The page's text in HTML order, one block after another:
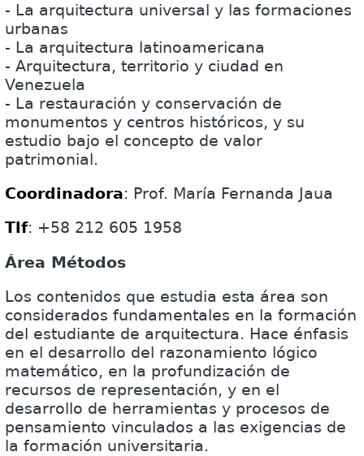
- La arquitectura universal y las formaciones
urbanas
- La arquitectura latinoamericana
- Arquitectura, territorio y ciudad en
Venezuela
- La restauración y conservación de
monumentos y centros históricos, y su
estudio bajo el concepto de valor
patrimonial.
Coordinadora: Prof. María Fernanda Jaua
Tlf: +58 212 605 1958
Área Métodos
Los contenidos que estudia esta área son
considerados fundamentales en la formación
del estudiante de arquitectura. Hace énfasis
en el desarrollo del razonamiento lógico
matemático, en la profundización de
recursos de representación, y en el
desarrollo de herramientas y procesos de
pensamiento vinculados a las exigencias de
la formación universitaria.